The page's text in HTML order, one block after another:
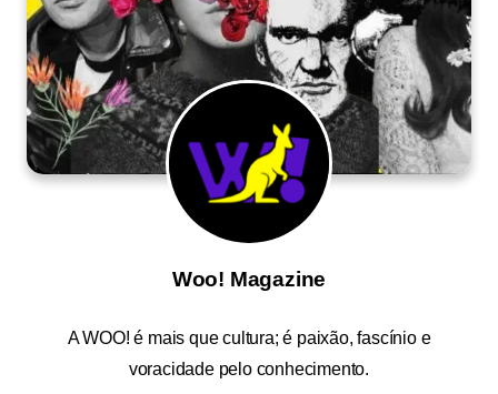
Woo! Magazine
AWOO! é mais que cultura; é paixão, fascínio e
voracidade pelo conhecimento.